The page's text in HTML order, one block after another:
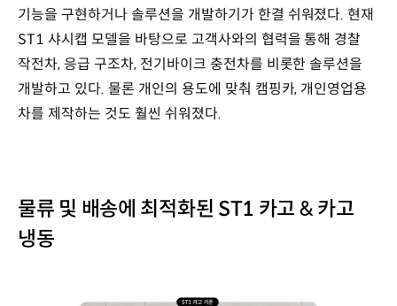
기능을 구현하거나 솔루션을 개발하기가 한결 쉬워졌다. 현재
ST1 샤시캡 모델을 바탕으로 고객사와의 협력을 통해 경찰
작전차, 응급 구조차, 전기바이크 충전차를 비롯한 솔루션을
개발하고 있다. 물론 개인의 용도에 맞춰 캠핑카, 개인영업용
차를 제작하는 것도 훨씬 쉬워졌다.
물류 및 배송에 최적화된 ST1 카고 & 카고
냉동